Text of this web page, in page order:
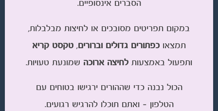
הסברים אינסופיים.
במקום תפריטים מסובכים או לחיצות מבלבלות,
תמצאוכפתורים גדולים וברורים, טקסט קריא
ותפעול באמצעות לחיצה ארוכה שמונעת טעויות.
הכול נבנה כדי שההורים ירגישו בטוחים עם
הטלפון – ואתם תוכלו להרגיש רגועים.